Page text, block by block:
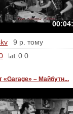
9 р. тому
0.0
«Garage» – Майбутн...